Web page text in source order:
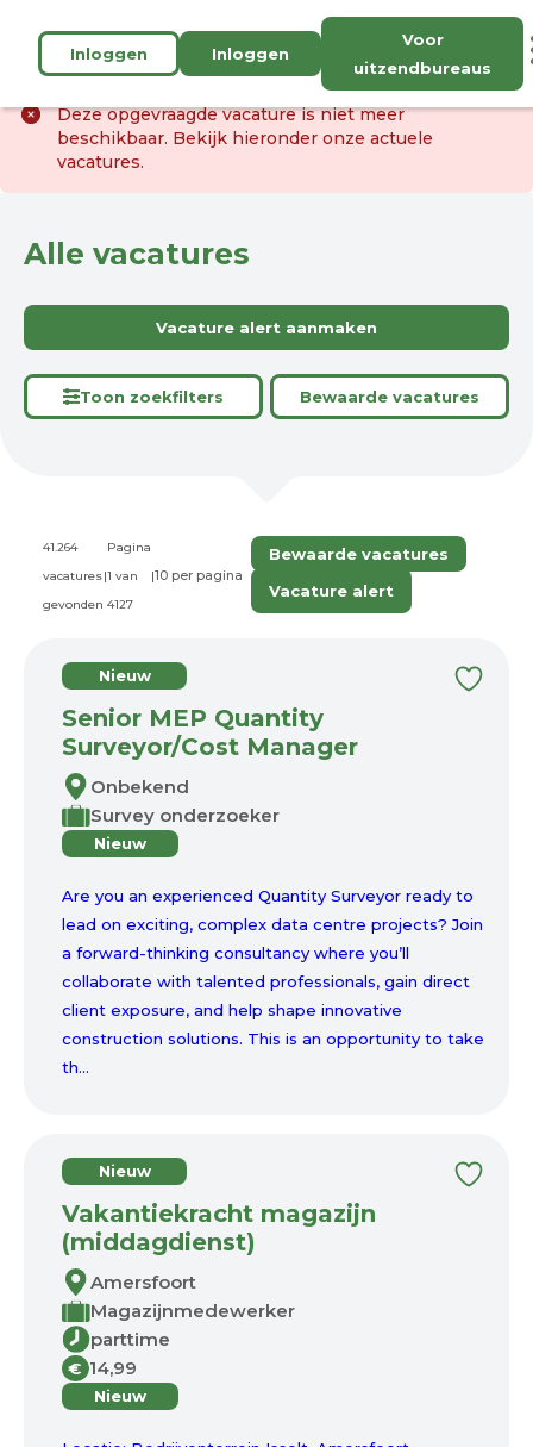
Inloggen Inloggen
Voor
uitzendbureaus
Deze opgevraagde vacature is niet meer
beschikbaar. Bekijk hieronder onze actuele
vacatures.
Alle vacatures
Vacature alert aanmaken
Toon zoekfilters Bewaarde vacatures
41.264
vacatures
gevonden
|
Pagina
1 van
4127
|
Bewaarde vacatures
Vacature alert
Nieuw
Senior MEP Quantity
Surveyor/Cost Manager
Onbekend
Survey onderzoeker
Nieuw
Are you an experienced Quantity Surveyor ready to
lead on exciting, complex data centre projects? Join
a forward-thinking consultancy where you’ll
collaborate with talented professionals, gain direct
client exposure, and help shape innovative
construction solutions. This is an opportunity to take
th...
Nieuw
Vakantiekracht magazijn
(middagdienst)
Amersfoort
Magazijnmedewerker
parttime
€ 14,99
Nieuw